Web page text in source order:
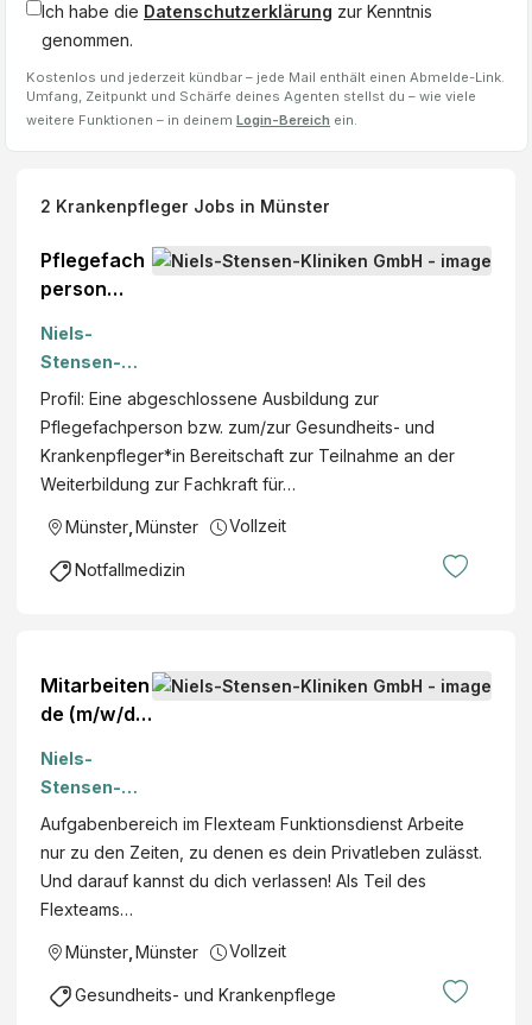
Ich habe die Datenschutzerklärung zur Kenntnis
genommen.
Kostenlos und jederzeit kündbar – jede Mail enthält einen Abmelde-Link.
Umfang, Zeitpunkt und Schärfe deines Agenten stellst du – wie viele
weitere Funktionen – in deinem Login-Bereich ein.
2 Krankenpfleger Jobs in Münster
Pflegefach
person
die ZNA im
Rahmen
unseres
Traineepro
gramms
ZNA 360°
Niels-
Stensen-
Kliniken
GmbH
Profil: Eine abgeschlossene Ausbildung zur
Pflegefachperson bzw. zum/zur Gesundheits- und
Krankenpfleger*in Bereitschaft zur Teilnahme an der
Weiterbildung zur Fachkraft für…
Münster Münster Vollzeit
Notfallmedizin
Mitarbeiten
de (m/w/d)
Flex-Team
Funktionsdi
enst
Niels-
Stensen-
Kliniken
Aufgabenbereich im Flexteam Funktionsdienst Arbeite
nur zu den Zeiten, zu denen es dein Privatleben zulässt.
Und darauf kannst du dich verlassen! Als Teil des
Flexteams…
Münster Münster Vollzeit
Gesundheits- und Krankenpflege